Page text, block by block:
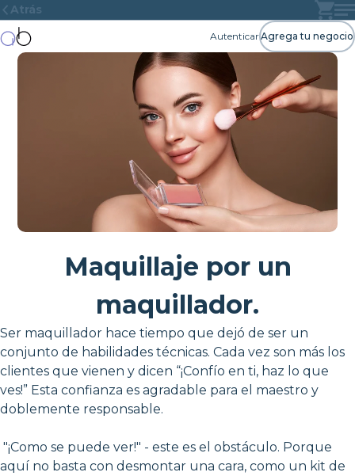
Atrás
AutenticarAgrega tu negocio
Maquillaje por un
maquillador.
Ser maquillador hace tiempo que dejó de ser un
conjunto de habilidades técnicas. Cada vez son más los
clientes que vienen y dicen “¡Confío en ti, haz lo que
ves!” Esta confianza es agradable para el maestro y
doblemente responsable.
"¡Como se puede ver!" - este es el obstáculo. Porque
aquí no basta con desmontar una cara, como un kit de